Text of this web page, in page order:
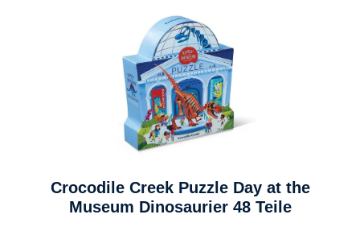
Crocodile Creek Puzzle Day at the
Museum Dinosaurier 48 Teile